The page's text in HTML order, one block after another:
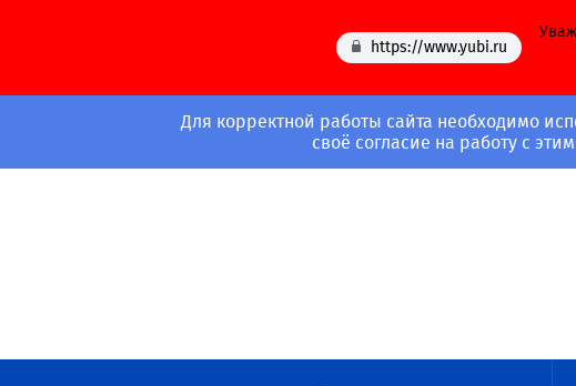
Для корректной работы сайта необходимо
своё согласие на работу с
https://www.yubi.ru